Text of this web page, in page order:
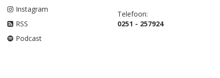
Instagram
RSS
Podcast
Telefoon:
0251 - 257924